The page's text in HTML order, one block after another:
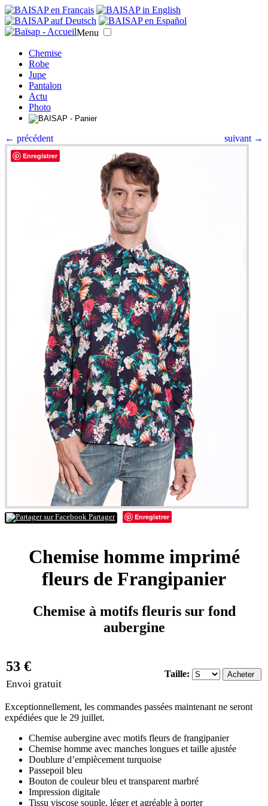
Menu
Chemise
Robe
Jupe
Pantalon
Actu
Photo
suivant →
← précédent
Partager Enregistrer
Chemise homme imprimé
fleurs de Frangipanier
Chemise à motifs fleuris sur fond
aubergine
53 €
Envoi gratuit
Taille:
Exceptionnellement, les commandes passées maintenant ne seront
expédiées que le 29 juillet.
Chemise aubergine avec motifs fleurs de frangipanier
Chemise homme avec manches longues et taille ajustée
Doublure d’empiècement turquoise
Passepoil bleu
Bouton de couleur bleu et transparent marbré
Impression digitale
Tissu viscose souple, léger et agréable à porter
Enregistrer